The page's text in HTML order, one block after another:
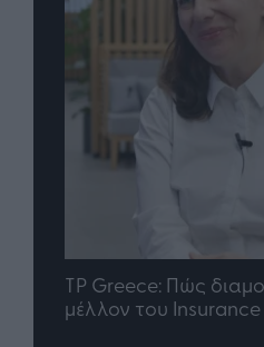
TP Greece: Πώς
μέλλον του Insurance